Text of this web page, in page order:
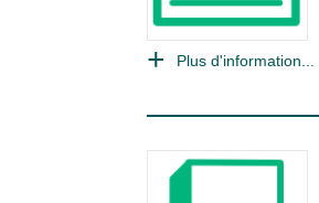
Plus d'information...